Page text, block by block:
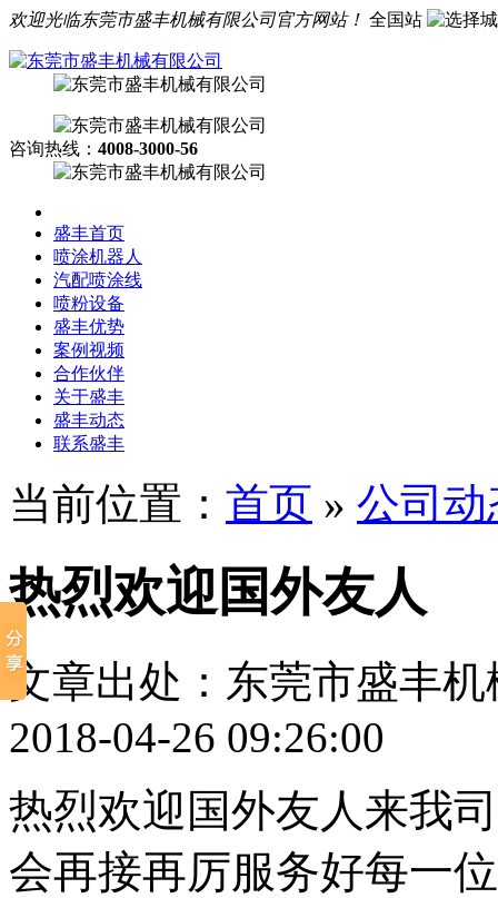
欢迎光临东莞市盛丰机械有限公司官方网站！ 全国站
咨询热线： 4008-3000-56
盛丰首页
喷涂机器人
汽配喷涂线
喷粉设备
盛丰优势
案例视频
合作伙伴
关于盛丰
盛丰动态
联系盛丰
当前位置： 首页 » 公司动
热烈欢迎国外友人
文章出处：东莞市盛丰
2018-04-26 09:26:00
热烈欢迎国外友人来我
会再接再厉服务好每一